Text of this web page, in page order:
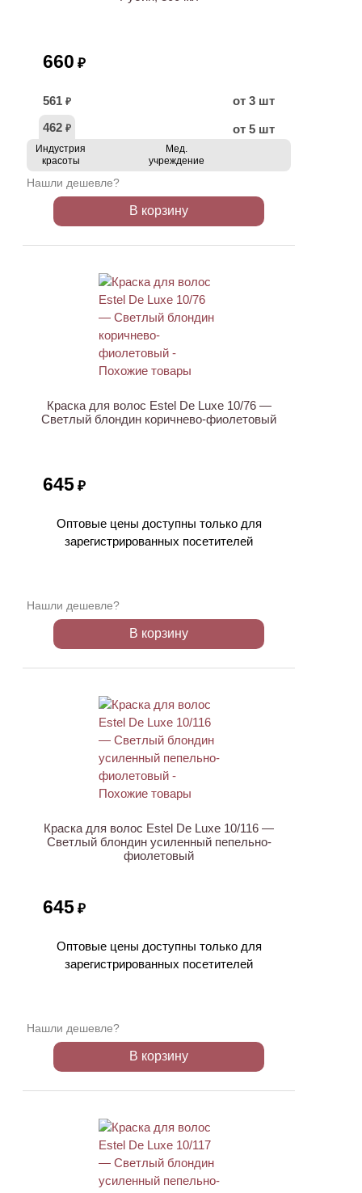
660 ₽
561 ₽
от 3 шт
462 ₽ от 5 шт
Индустрия
красоты
Мед.
учреждение
Нашли дешевле?
В корзину
Краска для волос Estel De Luxe 10/76 —
Светлый блондин коричнево-фиолетовый
645 ₽
Оптовые цены доступны только для
зарегистрированных посетителей
Нашли дешевле?
В корзину
Краска для волос Estel De Luxe 10/116 —
Светлый блондин усиленный пепельно-
фиолетовый
645 ₽
Оптовые цены доступны только для
зарегистрированных посетителей
Нашли дешевле?
В корзину